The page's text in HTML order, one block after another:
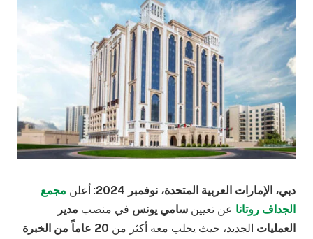
دبي، الإمارات العربية المتحدة، نوفمبر 2024 : أعلن مجمع
الجداف روتانا عن تعيين سامي يونس في منصب مدير
العمليات الجديد، حيث يجلب معه أكثر من
20 عاماً من الخبرة